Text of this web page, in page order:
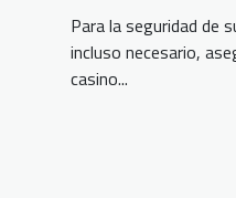
Para la seguridad de
incluso necesario,
casino...